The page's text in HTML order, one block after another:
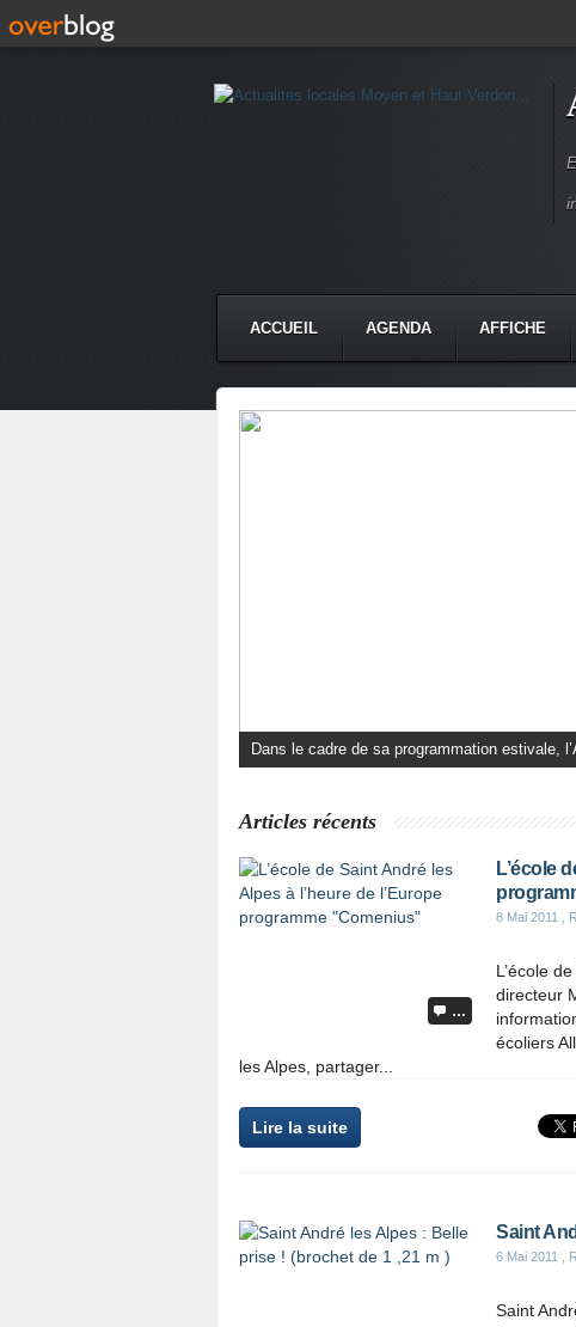
ACCUEIL AGENDA AFFICHE
Carnet blanc à Moriez Ce premier samedi
Articles récents
…
L’école
8 Mai 2011 ,
L’école
directeur
écoliers
les Alpes, partager...
Lire la suite
Saint
6 Mai 2011 ,
Saint